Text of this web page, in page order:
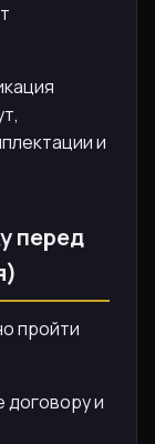
и
перед
пройти
договору и